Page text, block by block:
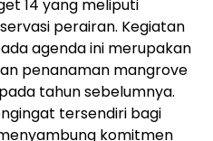
14 yang meliputi
perairan. Kegiatan
agenda ini merupakan
penanaman mangrove
tahun sebelumnya.
tersendiri bagi
komitmen